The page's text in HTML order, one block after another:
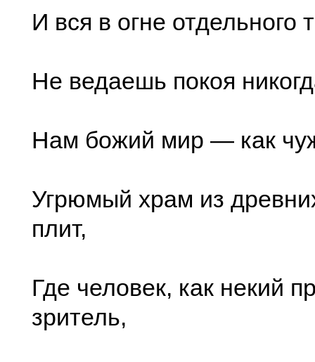
И вся в огне отдельного
Не ведаешь покоя
Нам божий мир — как
Угрюмый храм из
плит,
Где человек, как некий
зритель,